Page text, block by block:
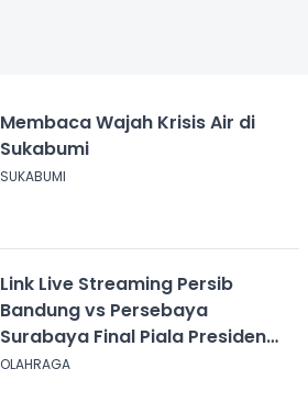
Membaca Wajah Krisis Air di
Sukabumi
SUKABUMI
Link Live Streaming Persib
Bandung vs Persebaya
Surabaya Final Piala Presiden
2026, Kick-off Pukul 20.00 WIB
OLAHRAGA